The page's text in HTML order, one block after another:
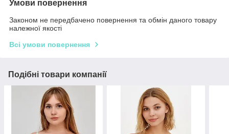
Умови повернення
Законом не передбачено повернення та обмін даного товару
належної якості
Всі умови повернення
Подібні товари компанії